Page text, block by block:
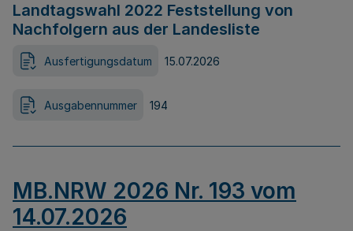
Landtagswahl 2022 Feststellung von
Nachfolgern aus der Landesliste
Ausfertigungsdatum 15.07.2026
Ausgabennummer 194
MB.NRW 2026 Nr. 193 vom
14.07.2026